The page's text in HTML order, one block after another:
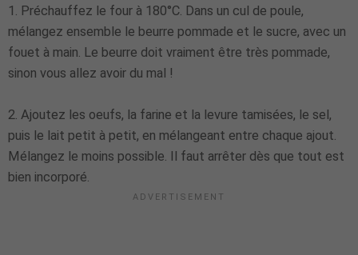
1. Préchauffez le four à 180°C. Dans un cul de poule,
mélangez ensemble le beurre pommade et le sucre, avec un
fouet à main. Le beurre doit vraiment être très pommade,
sinon vous allez avoir du mal !
2. Ajoutez les oeufs, la farine et la levure tamisées, le sel,
puis le lait petit à petit, en mélangeant entre chaque ajout.
Mélangez le moins possible. Il faut arrêter dès que tout est
bien incorporé.